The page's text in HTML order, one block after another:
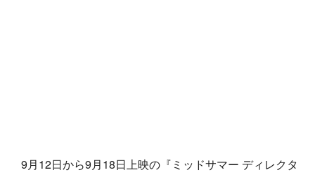
9月12日から9月18日上映の『ミッドサマー ディレクタ